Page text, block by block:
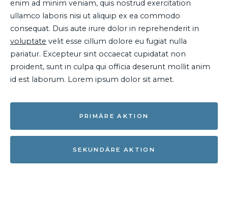
enim ad minim veniam, quis nostrud exercitation
ullamco laboris nisi ut aliquip ex ea commodo
consequat. Duis aute irure dolor in reprehenderit in
voluptate velit esse cillum dolore eu fugiat nulla
pariatur. Excepteur sint occaecat cupidatat non
proident, sunt in culpa qui officia deserunt mollit anim
id est laborum. Lorem ipsum dolor sit amet.
PRIMÄRE AKTION
SEKUNDÄRE AKTION